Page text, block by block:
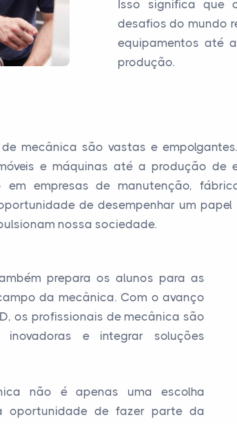
Isso significa que
desafios do mundo
equipamentos até
produção.
mecânica são vastas e
e máquinas até a produção de
empresas de manutenção,
de desempenhar um
nossa sociedade.
prepara os alunos para as
da mecânica. Com o avanço
os profissionais de mecânica são
e integrar soluções
não é apenas uma escolha
oportunidade de fazer parte da